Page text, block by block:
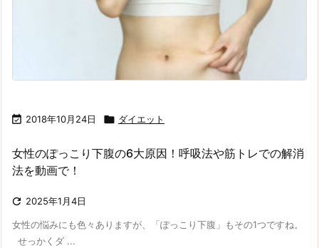
 2018年10月24日  ダイエット
女性のぽっこり下腹の6大原因！呼吸法や筋トレでの解消
法を動画で！
 2025年1月4日
女性の悩みにも色々ありますが、「ぽっこり下腹」もその1つですね。
せっかくダ ...